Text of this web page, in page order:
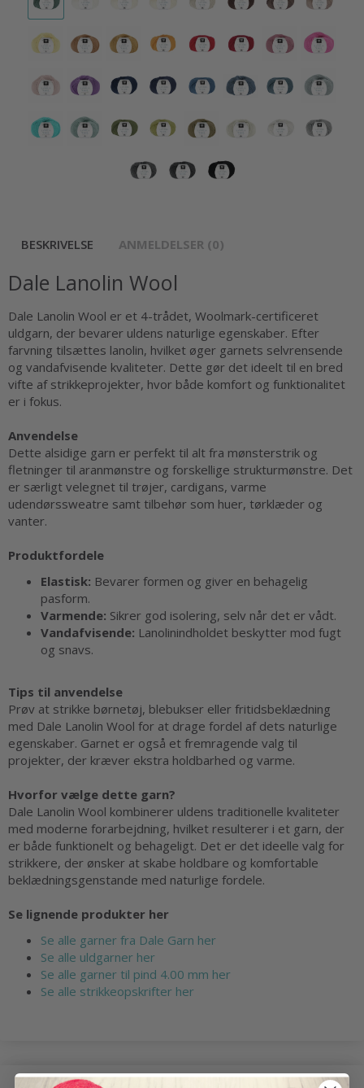
BESKRIVELSE ANMELDELSER (0)
Dale Lanolin Wool
Dale Lanolin Wool er et 4-trådet, Woolmark-certificeret
uldgarn, der bevarer uldens naturlige egenskaber. Efter
farvning tilsættes lanolin, hvilket øger garnets selvrensende
og vandafvisende kvaliteter. Dette gør det ideelt til en bred
vifte af strikkeprojekter, hvor både komfort og funktionalitet
er i fokus.
Anvendelse
Dette alsidige garn er perfekt til alt fra mønsterstrik og
fletninger til aranmønstre og forskellige strukturmønstre. Det
er særligt velegnet til trøjer, cardigans, varme
udendørssweatre samt tilbehør som huer, tørklæder og
vanter.
Produktfordele
Elastisk: Bevarer formen og giver en behagelig
pasform.
Varmende: Sikrer god isolering, selv når det er vådt.
Vandafvisende: Lanolinindholdet beskytter mod fugt
og snavs.
Tips til anvendelse
Prøv at strikke børnetøj, blebukser eller fritidsbeklædning
med Dale Lanolin Wool for at drage fordel af dets naturlige
egenskaber. Garnet er også et fremragende valg til
projekter, der kræver ekstra holdbarhed og varme.
Hvorfor vælge dette garn?
Dale Lanolin Wool kombinerer uldens traditionelle kvaliteter
med moderne forarbejdning, hvilket resulterer i et garn, der
er både funktionelt og behageligt. Det er det ideelle valg for
strikkere, der ønsker at skabe holdbare og komfortable
beklædningsgenstande med naturlige fordele.
Se lignende produkter her
Se alle garner fra Dale Garn her
Se alle uldgarner her
Se alle garner til pind 4.00 mm her
Se alle strikkeopskrifter her